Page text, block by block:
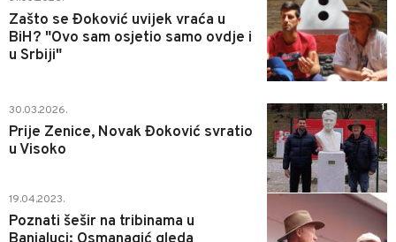
Zašto se Đoković uvijek vraća u
BiH? "Ovo sam osjetio samo ovdje i
u Srbiji"
30.03.2026.
Prije Zenice, Novak Đoković svratio
u Visoko
1
19.04.2023.
Poznati šešir na tribinama u
3